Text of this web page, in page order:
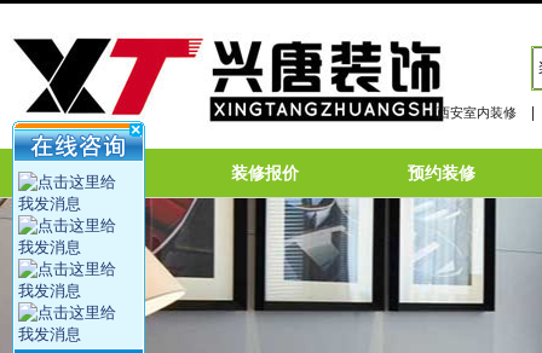
西安室内装修
网站首页 装修报价 预约装修